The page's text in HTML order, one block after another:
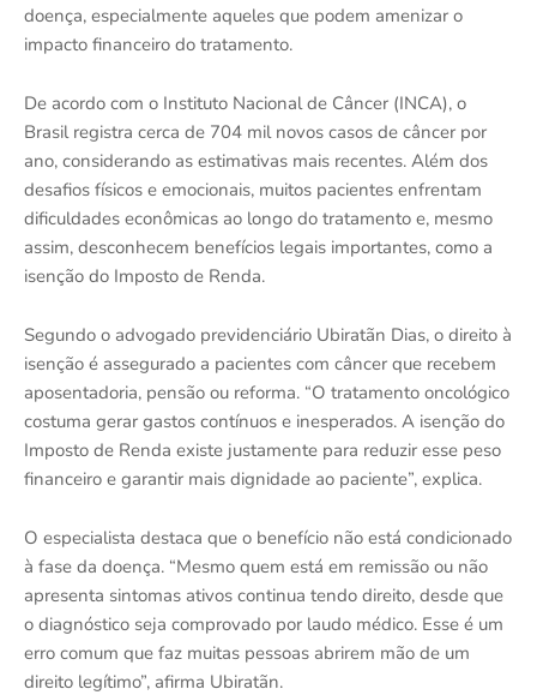
doença, especialmente aqueles que podem amenizar o
impacto financeiro do tratamento.
De acordo com o Instituto Nacional de Câncer (INCA), o
Brasil registra cerca de 704 mil novos casos de câncer por
ano, considerando as estimativas mais recentes. Além dos
desafios físicos e emocionais, muitos pacientes enfrentam
dificuldades econômicas ao longo do tratamento e, mesmo
assim, desconhecem benefícios legais importantes, como a
isenção do Imposto de Renda.
Segundo o advogado previdenciário Ubiratãn Dias, o direito à
isenção é assegurado a pacientes com câncer que recebem
aposentadoria, pensão ou reforma. “O tratamento oncológico
costuma gerar gastos contínuos e inesperados. A isenção do
Imposto de Renda existe justamente para reduzir esse peso
financeiro e garantir mais dignidade ao paciente”, explica.
O especialista destaca que o benefício não está condicionado
à fase da doença. “Mesmo quem está em remissão ou não
apresenta sintomas ativos continua tendo direito, desde que
o diagnóstico seja comprovado por laudo médico. Esse é um
erro comum que faz muitas pessoas abrirem mão de um
direito legítimo”, afirma Ubiratãn.